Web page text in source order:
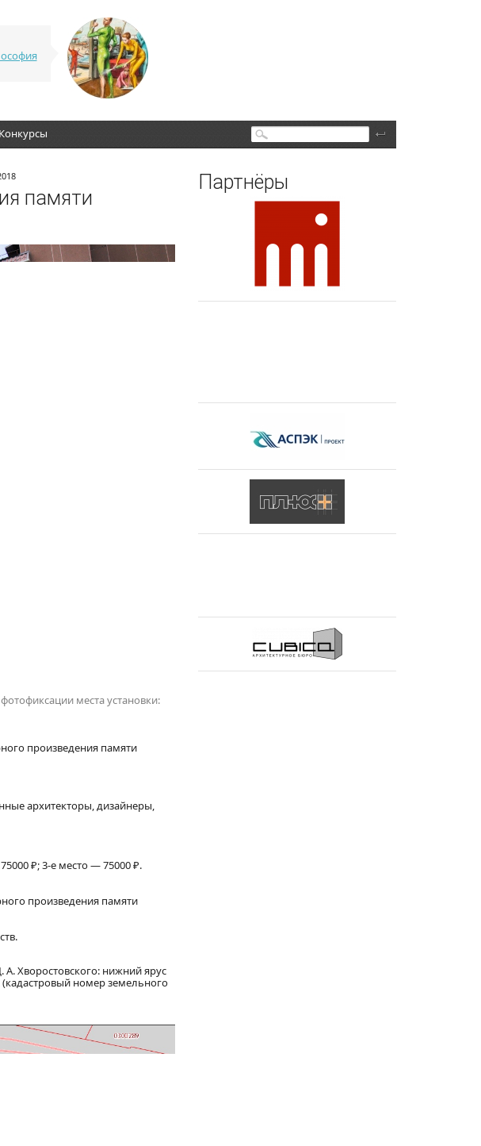
Конкурсы Поиск
памяти
места установки:
произведения памяти
архитекторы, дизайнеры,
₽; 3-е место — 75000 ₽.
произведения памяти
А. Хворостовского: нижний ярус
(кадастровый номер земельного
Партнёры